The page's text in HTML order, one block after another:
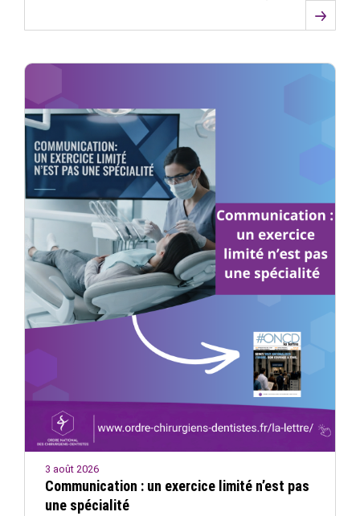
3 août 2026
Communication : un exercice limité n’est pas
une spécialité